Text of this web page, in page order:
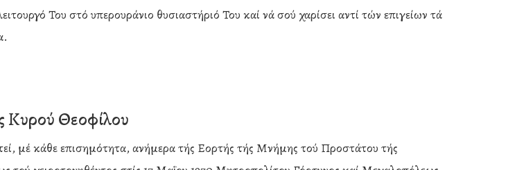
Του στό υπερουράνιο θυσιαστήριό Του καί νά σού χαρίσει αντί τών επιγείων τά
Κυρού Θεοφίλου
μέ κάθε επισημότητα, ανήμερα τής Εορτής τής Μνήμης τού Προστάτου τής